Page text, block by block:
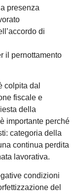
presenza
di
il pernottamento
colpita dal
fiscale e
della
importante perché
categoria della
continua perdita
lavorativa.
condizioni
del